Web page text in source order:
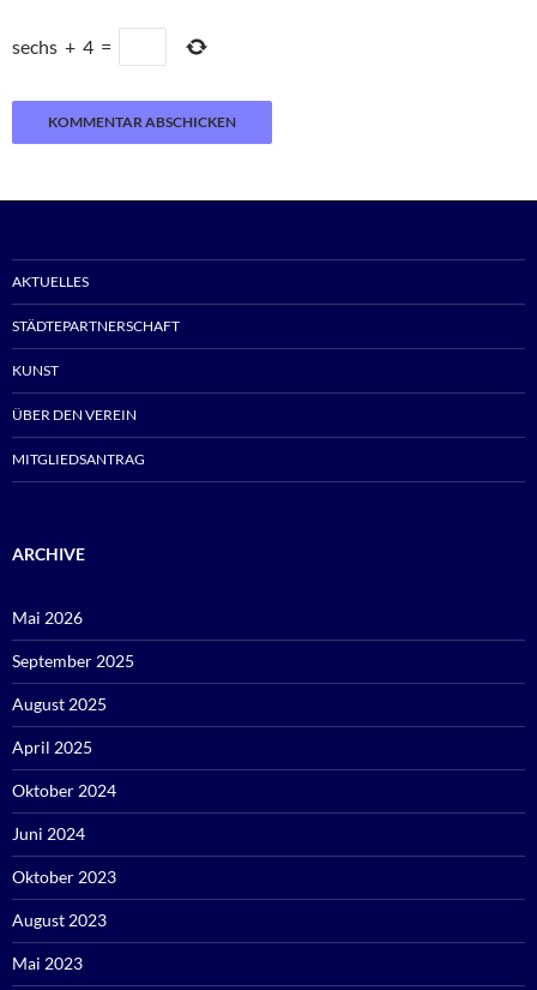
sechs + 4 =
AKTUELLES
STÄDTEPARTNERSCHAFT
KUNST
ÜBER DEN VEREIN
MITGLIEDSANTRAG
ARCHIVE
Mai 2026
September 2025
August 2025
April 2025
Oktober 2024
Juni 2024
Oktober 2023
August 2023
Mai 2023